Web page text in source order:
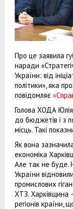
Про це заявила
наради
України: від
політики», яка
повідомляє
Голова ХОДА
до бюджетів і з
місць. Такі
Як вона
економіка
Але так не буде.
України
промислових
ХТЗ. Харківщина
регіонів країни,